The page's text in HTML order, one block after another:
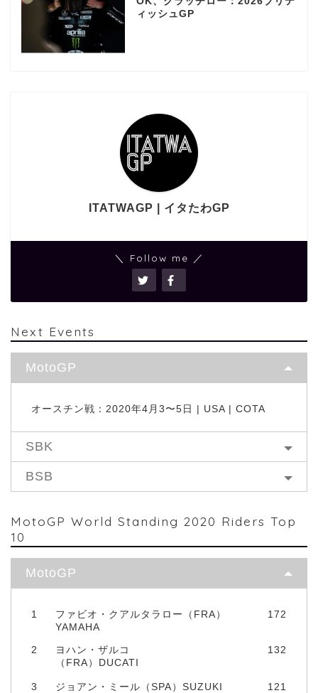
ィッシュGP
ITATWAGP | イタたわGP
＼ Follow me ／
Next Events
MotoGP
オースチン戦：2020年4月3〜5日 | USA | COTA
SBK
BSB
MotoGP World Standing 2020 Riders Top
10
MotoGP
1
ファビオ・クアルタラロー（FRA）
YAMAHA
172
2
ヨハン・ザルコ
（FRA）DUCATI
132
3 ジョアン・ミール（SPA）SUZUKI 121